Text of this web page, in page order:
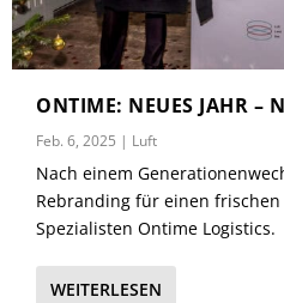
ONTIME: NEUES JAHR –
Feb. 6, 2025 | Luft
Nach einem
Rebranding für einen frischen
Spezialisten Ontime Logistics.
WEITERLESEN